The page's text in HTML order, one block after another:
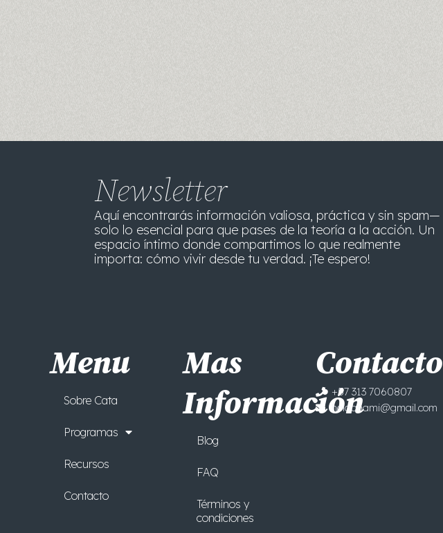
Newsletter
Aquí encontrarás información valiosa, práctica y sin spam—
solo lo esencial para que pases de la teoría a la acción. Un
espacio íntimo donde compartimos lo que realmente
importa: cómo vivir desde tu verdad. ¡Te espero!
Menu
Sobre Cata
Programas
Recursos
Contacto
Mas
Información
Blog
FAQ
Términos y
condiciones
Contacto
+57 313 7060807
holaanami@gmail.com